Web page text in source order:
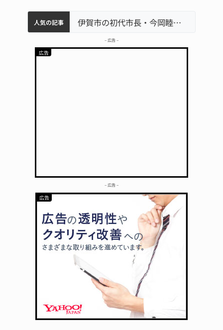
人気の記事
名張市水道料金47％値上げへ 答申案、審議会で大筋まとまる名張市立病院のDMAT、熊本地震の被災地へ 能登以来3回目の派遣
特産「白鳳梨」の出荷最盛期 直売所にぎわう 伊賀 伊賀市の初代市長・今岡睦之さん死去 87歳
– 広告 –
– 広告 –